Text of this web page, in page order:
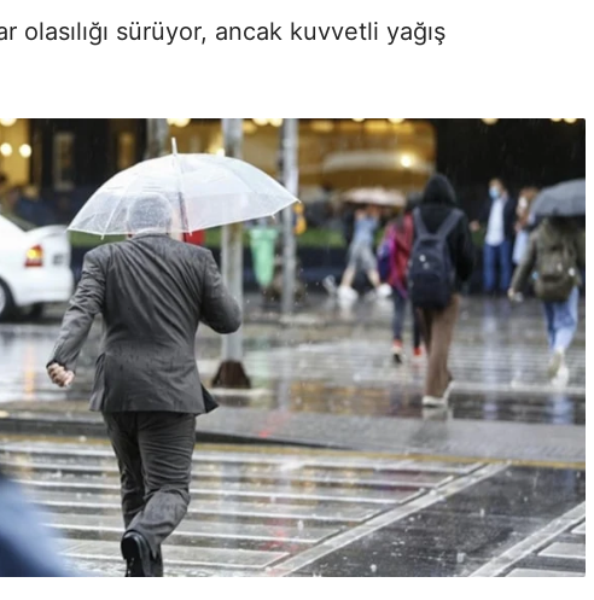
olasılığı sürüyor, ancak kuvvetli yağış